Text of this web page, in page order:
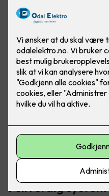
Foto: CTM Lyng
Fullverdig